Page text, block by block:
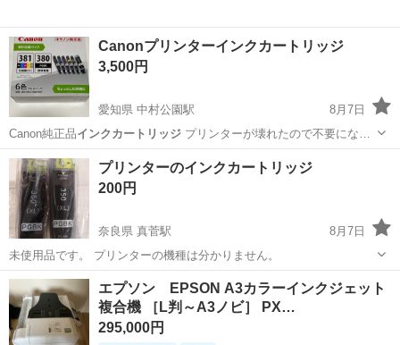
Canonプリンターインクカートリッジ
3,500円
愛知県 中村公園駅
8月7日
Canon純正品インクカートリッジプリンターが壊れたので不要にな…
愛知 名古屋市 中村公園駅 その他 インクカートリッジ
プリンターのインクカートリッジ
200円
奈良県 真菅駅
8月7日
未使用品です。 プリンターの機種は分かりません。
奈良 橿原市 真菅駅 インクカートリッジ
エプソン EPSON A3カラーインクジェット
複合機 ［L判～A3ノビ］ PX…
295,000円